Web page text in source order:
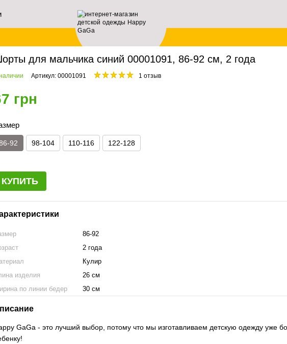
Шорты Шорты для мальчика синий 00001091, 86-92 см, 2 года
для мальчика синий 00001091, 86-92 см, 2 года
Артикул: 00001091 1 отзыв
грн
92 98-104 110-116 122-128
КУПИТЬ
86-92
2 года
Кулир
изделия
26 см
по линии бедер
30 см
GaGa - это лучший выбор, потому что мы изготавливаем детскую одежду уже